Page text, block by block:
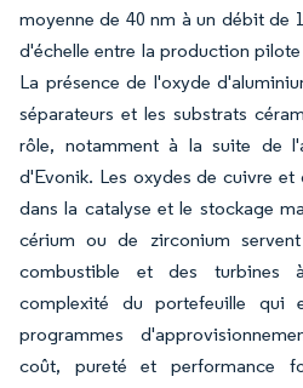
moyenne de 40 nm à un débit de
d'échelle entre la production
La présence de l'oxyde
séparateurs et les substrats
rôle, notamment à la suite de
d'Evonik. Les oxydes de cuivre
dans la catalyse et le stockage
cérium ou de zirconium
combustible et des turbines
complexité du portefeuille qui
programmes
coût, pureté et performance